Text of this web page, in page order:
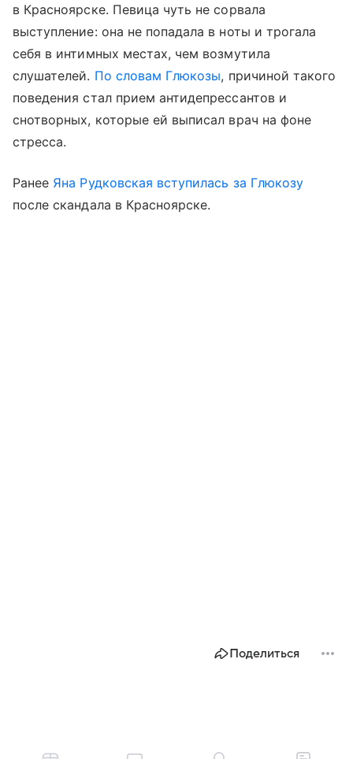
в Красноярске. Певица чуть не сорвала
выступление: она не попадала в ноты и трогала
себя в интимных местах, чем возмутила
слушателей. По словам Глюкозы, причиной такого
поведения стал прием антидепрессантов и
снотворных, которые ей выписал врач на фоне
стресса.
Ранее Яна Рудковская вступилась за Глюкозу
после скандала в Красноярске.
Поделиться